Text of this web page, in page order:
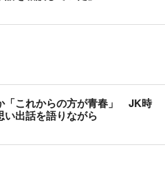
「これからの方が青春」 JK時
い出話を語りながら